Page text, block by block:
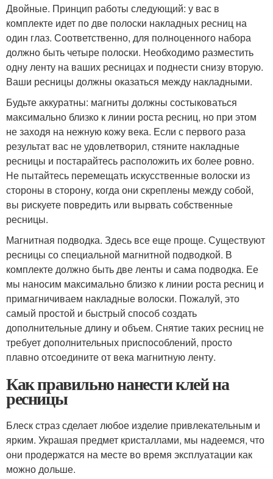
Двойные. Принцип работы следующий: у вас в
комплекте идет по две полоски накладных ресниц на
один глаз. Соответственно, для полноценного набора
должно быть четыре полоски. Необходимо разместить
одну ленту на ваших ресницах и поднести снизу вторую.
Ваши ресницы должны оказаться между накладными.
Будьте аккуратны: магниты должны состыковаться
максимально близко к линии роста ресниц, но при этом
не заходя на нежную кожу века. Если с первого раза
результат вас не удовлетворил, стяните накладные
ресницы и постарайтесь расположить их более ровно.
Не пытайтесь перемещать искусственные волоски из
стороны в сторону, когда они скреплены между собой,
вы рискуете повредить или вырвать собственные
ресницы.
Магнитная подводка. Здесь все еще проще. Существуют
ресницы со специальной магнитной подводкой. В
комплекте должно быть две ленты и сама подводка. Ее
мы наносим максимально близко к линии роста ресниц и
примагничиваем накладные волоски. Пожалуй, это
самый простой и быстрый способ создать
дополнительные длину и объем. Снятие таких ресниц не
требует дополнительных приспособлений, просто
плавно отсоедините от века магнитную ленту.
Как правильно нанести клей на
ресницы
Блеск страз сделает любое изделие привлекательным и
ярким. Украшая предмет кристаллами, мы надеемся, что
они продержатся на месте во время эксплуатации как
можно дольше.